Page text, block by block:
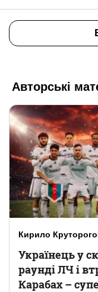
Авторські
Кирило
Українець у
раунді ЛЧ і
Карабах –